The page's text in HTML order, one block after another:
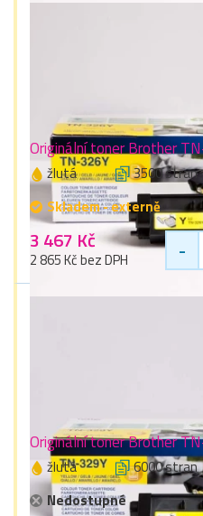
Originální toner Brother
žlutá 3500 stran
Skladem - externě
3 467 Kč
2 865 Kč bez DPH -
Originální toner Brother
žlutá 6000 stran
Nedostupné